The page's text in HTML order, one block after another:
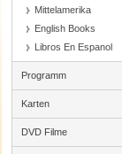
Mittelamerika
English Books
Libros En Espanol
Programm
Karten
DVD Filme